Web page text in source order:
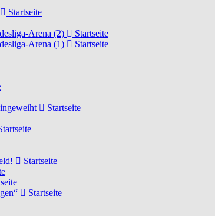
Startseite
Arena (2)
Startseite
Arena (1)
Startseite
Startseite
Startseite
Startseite